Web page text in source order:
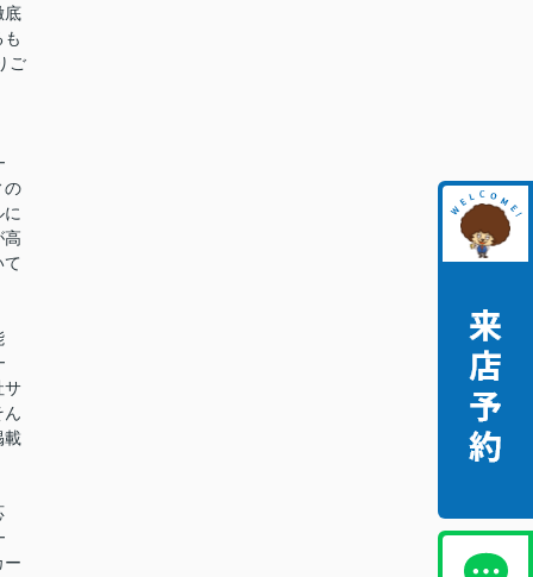
底
ご
の
高
て
サ
ん
載
ー